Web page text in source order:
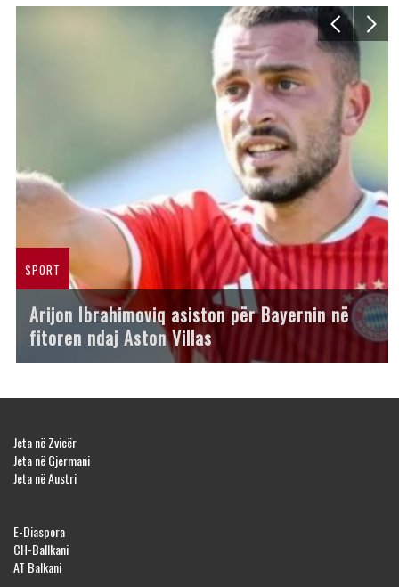
SPORT
Arijon Ibrahimoviq asiston për Bayernin në
fitoren ndaj Aston Villas
Jeta në Zvicër
Jeta në Gjermani
Jeta në Austri
E-Diaspora
CH-Ballkani
AT Balkani